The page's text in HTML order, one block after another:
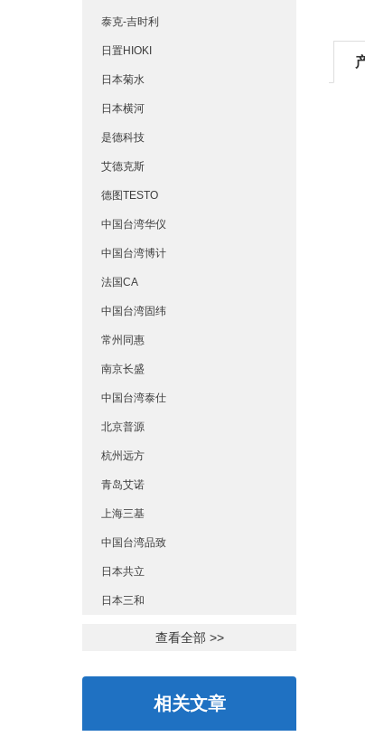
泰克-吉时利
日置HIOKI
日本菊水
日本横河
是德科技
艾德克斯
德图TESTO
中国台湾华仪
中国台湾博计
法国CA
中国台湾固纬
常州同惠
南京长盛
中国台湾泰仕
北京普源
杭州远方
青岛艾诺
上海三基
中国台湾品致
日本共立
日本三和
查看全部 >>
相关文章